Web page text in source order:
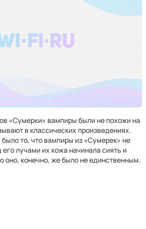
«Сумерки» вампиры были не похожи на
в классических произведениях.
то, что вампиры из «Сумерек» не
лучами их кожа начинала сиять и
оно, конечно, же было не единственным.